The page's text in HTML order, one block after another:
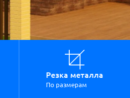
Резка металла
По размерам